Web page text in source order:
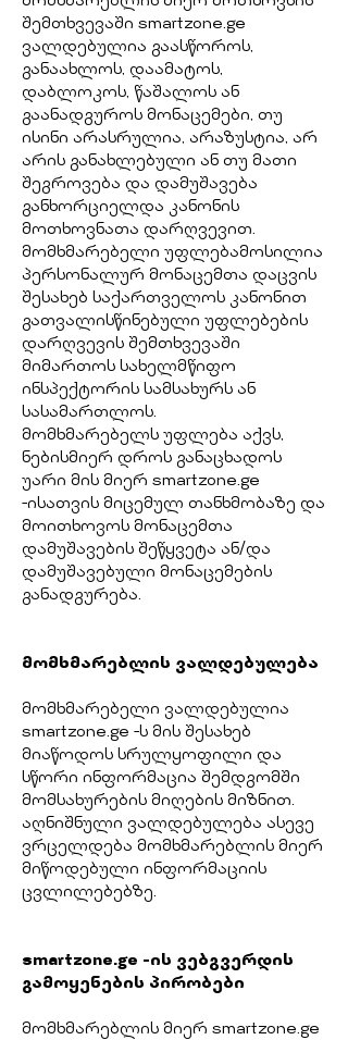
შემთხვევაში smartzone.ge
ვალდებულია გაასწოროს,
განაახლოს, დაამატოს,
დაბლოკოს, წაშალოს ან
გაანადგუროს მონაცემები, თუ
ისინი არასრულია, არაზუსტია, არ
არის განახლებული ან თუ მათი
შეგროვება და დამუშავება
განხორციელდა კანონის
მოთხოვნათა დარღვევით.
მომხმარებელი უფლებამოსილია
პერსონალურ მონაცემთა დაცვის
შესახებ საქართველოს კანონით
გათვალისწინებული უფლებების
დარღვევის შემთხვევაში
მიმართოს სახელმწიფო
ინსპექტორის სამსახურს ან
სასამართლოს.
მომხმარებელს უფლება აქვს,
ნებისმიერ დროს განაცხადოს
უარი მის მიერ smartzone.ge
-ისათვის მიცემულ თანხმობაზე და
მოითხოვოს მონაცემთა
დამუშავების შეწყვეტა ან/და
დამუშავებული მონაცემების
განადგურება.
მომხმარებლის ვალდებულება
მომხმარებელი ვალდებულია
smartzone.ge -ს მის შესახებ
მიაწოდოს სრულყოფილი და
სწორი ინფორმაცია შემდგომში
მომსახურების მიღების მიზნით.
აღნიშნული ვალდებულება ასევე
ვრცელდება მომხმარებლის მიერ
მიწოდებული ინფორმაციის
ცვლილებებზე.
smartzone.ge -ის ვებგვერდის
გამოყენების პირობები
მომხმარებლის მიერ smartzone.ge